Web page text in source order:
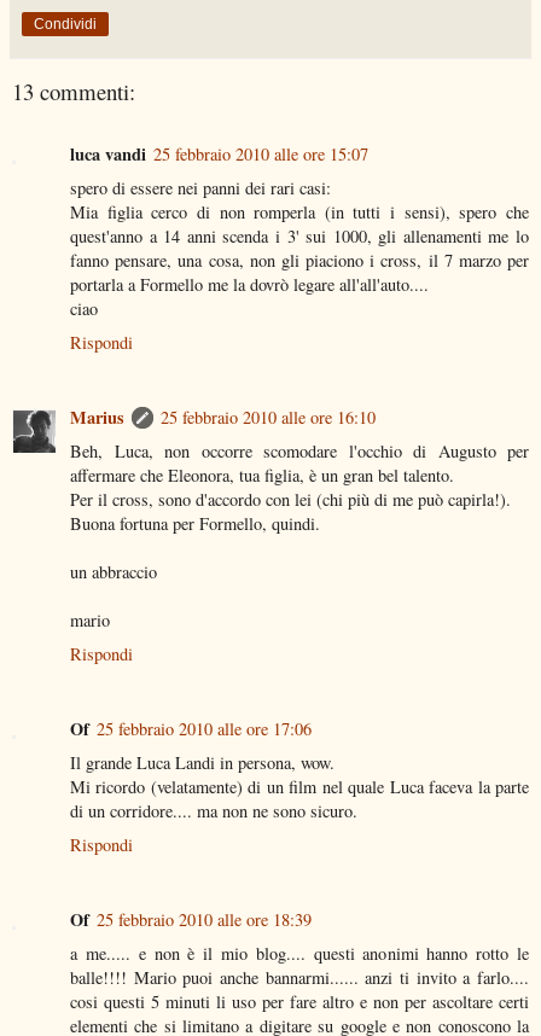
Condividi
13 commenti:
luca vandi 25 febbraio 2010 alle ore 15:07
spero di essere nei panni dei rari casi:
Mia figlia cerco di non romperla (in tutti i sensi), spero che
quest'anno a 14 anni scenda i 3' sui 1000, gli allenamenti me lo
fanno pensare, una cosa, non gli piaciono i cross, il 7 marzo per
portarla a Formello me la dovrò legare all'all'auto....
ciao
Rispondi
Marius
25 febbraio 2010 alle ore 16:10
Beh, Luca, non occorre scomodare l'occhio di Augusto per
affermare che Eleonora, tua figlia, è un gran bel talento.
Per il cross, sono d'accordo con lei (chi più di me può capirla!).
Buona fortuna per Formello, quindi.
un abbraccio
mario
Rispondi
Of 25 febbraio 2010 alle ore 17:06
Il grande Luca Landi in persona, wow.
Mi ricordo (velatamente) di un film nel quale Luca faceva la parte
di un corridore.... ma non ne sono sicuro.
Rispondi
Of 25 febbraio 2010 alle ore 18:39
a me..... e non è il mio blog.... questi anonimi hanno rotto le
balle!!!! Mario puoi anche bannarmi...... anzi ti invito a farlo....
cosi questi 5 minuti li uso per fare altro e non per ascoltare certi
elementi che si limitano a digitare su google e non conoscono la